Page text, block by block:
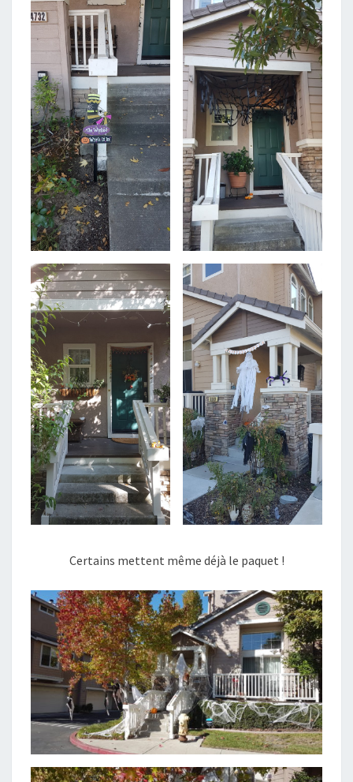
Certains mettent même déjà le paquet !